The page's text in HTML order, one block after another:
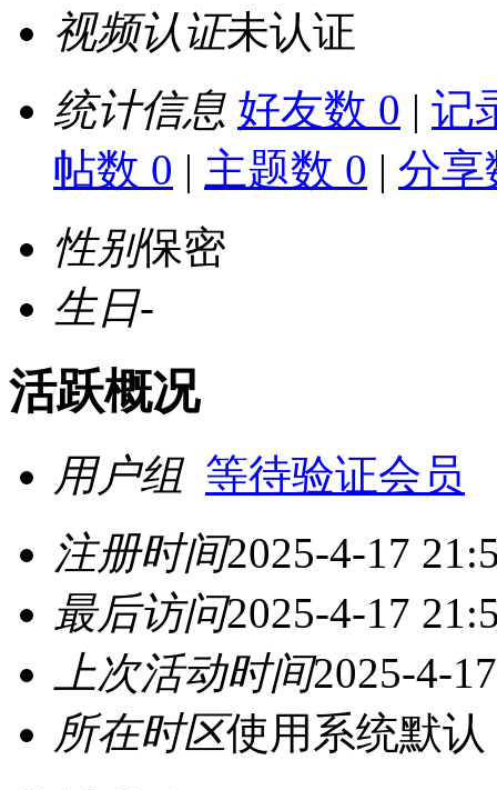
视频认证未认证
统计信息 好友数 0 | 记
帖数 0 | 主题数 0 | 分享
性别保密
生日-
活跃概况
用户组 等待验证会员
注册时间2025-4-17
最后访问2025-4-17
上次活动时间2025-4-
所在时区使用系统默认